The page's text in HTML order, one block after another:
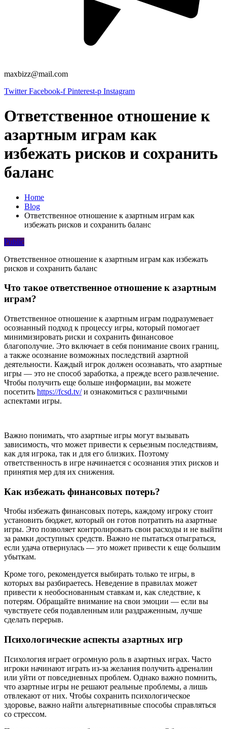
maxbizz@mail.com
Twitter Facebook-f Pinterest-p Instagram
Ответственное отношение к
азартным играм как
избежать рисков и сохранить
баланс
Home
Blog
Ответственное отношение к азартным играм как
избежать рисков и сохранить баланс
Public
Ответственное отношение к азартным играм как избежать
рисков и сохранить баланс
Что такое ответственное отношение к азартным
играм?
Ответственное отношение к азартным играм подразумевает
осознанный подход к процессу игры, который помогает
минимизировать риски и сохранить финансовое
благополучие. Это включает в себя понимание своих границ,
а также осознание возможных последствий азартной
деятельности. Каждый игрок должен осознавать, что азартные
игры — это не способ заработка, а прежде всего развлечение.
Чтобы получить еще больше информации, вы можете
посетить https://fcsd.tv/и ознакомиться с различными
аспектами игры.
Важно понимать, что азартные игры могут вызывать
зависимость, что может привести к серьезным последствиям,
как для игрока, так и для его близких. Поэтому
ответственность в игре начинается с осознания этих рисков и
принятия мер для их снижения.
Как избежать финансовых потерь?
Чтобы избежать финансовых потерь, каждому игроку стоит
установить бюджет, который он готов потратить на азартные
игры. Это позволяет контролировать свои расходы и не выйти
за рамки доступных средств. Важно не пытаться отыграться,
если удача отвернулась — это может привести к еще большим
убыткам.
Кроме того, рекомендуется выбирать только те игры, в
которых вы разбираетесь. Неведение в правилах может
привести к необоснованным ставкам и, как следствие, к
потерям. Обращайте внимание на свои эмоции — если вы
чувствуете себя подавленным или раздраженным, лучше
сделать перерыв.
Психологические аспекты азартных игр
Психология играет огромную роль в азартных играх. Часто
игроки начинают играть из-за желания получить адреналин
или уйти от повседневных проблем. Однако важно помнить,
что азартные игры не решают реальные проблемы, а лишь
отвлекают от них. Чтобы сохранить психологическое
здоровье, важно найти альтернативные способы справляться
со стрессом.